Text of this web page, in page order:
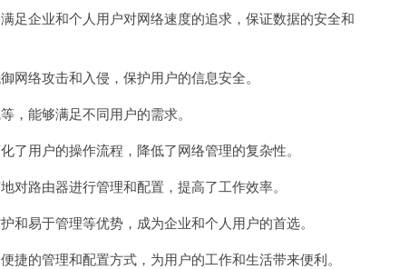
地
址
企业和个人用户对网络速度的追求，保证数据的安全和
络攻击和入侵，保护用户的信息安全。
能够满足不同用户的需求。
用户的操作流程，降低了网络管理的复杂性。
路由器进行管理和配置，提高了工作效率。
易于管理等优势，成为企业和个人用户的首选。
的管理和配置方式，为用户的工作和生活带来便利。